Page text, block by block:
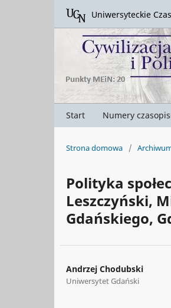
Start Numery
Uniwersyteckie
Strona domowa /
Polityka
Leszczyński,
Gdańskiego,
Andrzej Chodubski
Uniwersytet Gdański